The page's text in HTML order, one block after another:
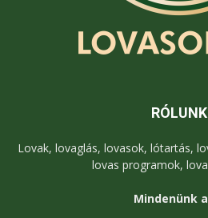
RÓLUNK
Lovak, lovaglás, lovasok, lótartás,
lovas programok,
Mindenünk